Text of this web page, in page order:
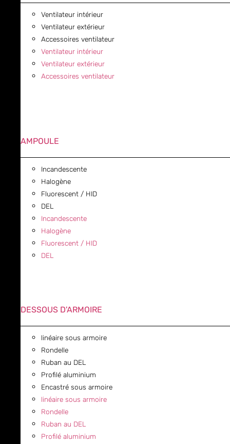
Ventilateur intérieur
Ventilateur extérieur
Accessoires ventilateur
Ventilateur intérieur
Ventilateur extérieur
Accessoires ventilateur
AMPOULE
Incandescente
Halogène
Fluorescent / HID
DEL
Incandescente
Halogène
Fluorescent / HID
DEL
DESSOUS D'ARMOIRE
linéaire sous armoire
Rondelle
Ruban au DEL
Profilé aluminium
Encastré sous armoire
linéaire sous armoire
Rondelle
Ruban au DEL
Profilé aluminium